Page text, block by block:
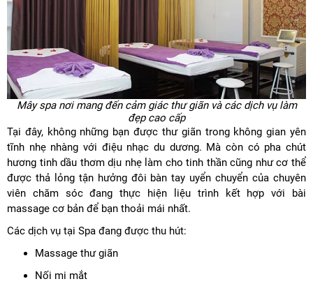
Mây spa nơi mang đến cảm giác thư giãn và các dịch vụ làm
đẹp cao cấp
Tại đây, không những bạn được thư giãn trong không gian yên
tĩnh nhẹ nhàng với điệu nhạc du dương. Mà còn có pha chút
hương tinh dầu thơm dịu nhẹ làm cho tinh thần cũng như cơ thể
được thả lỏng tận hưởng đôi bàn tay uyển chuyển của chuyên
viên chăm sóc đang thực hiện liệu trình kết hợp với bài
massage cơ bản để bạn thoải mái nhất.
Các dịch vụ tại Spa đang được thu hút:
Massage thư giãn
Nối mi mắt